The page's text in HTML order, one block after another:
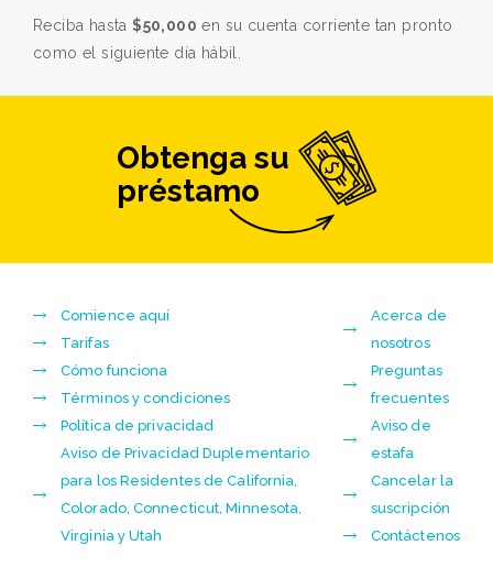
Reciba hasta$50,000 en su cuenta corriente tan pronto
como el siguiente día hábil.
Obtenga su
préstamo
Comience aquí
Tarifas
Cómo funciona
Términos y condiciones
Política de privacidad
Aviso de Privacidad Duplementario
para los Residentes de California,
Colorado, Connecticut, Minnesota,
Virginia y Utah
Acerca de
nosotros
Preguntas
frecuentes
Aviso de
estafa
Cancelar la
suscripción
Contáctenos